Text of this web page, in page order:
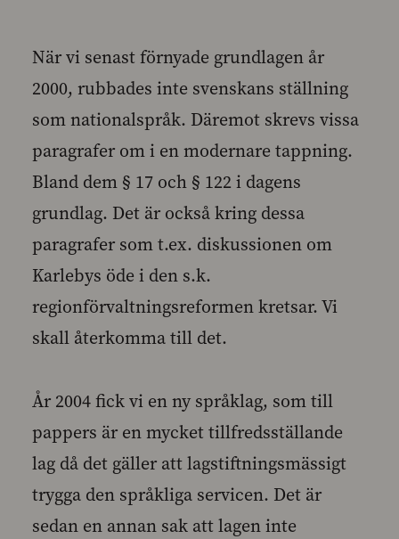
När vi senast förnyade grundlagen år
2000, rubbades inte svenskans ställning
som nationalspråk. Däremot skrevs vissa
paragrafer om i en modernare tappning.
Bland dem § 17 och § 122 i dagens
grundlag. Det är också kring dessa
paragrafer som t.ex. diskussionen om
Karlebys öde i den s.k.
regionförvaltningsreformen kretsar. Vi
skall återkomma till det.
År 2004 fick vi en ny språklag, som till
pappers är en mycket tillfredsställande
lag då det gäller att lagstiftningsmässigt
trygga den språkliga servicen. Det är
sedan en annan sak att lagen inte